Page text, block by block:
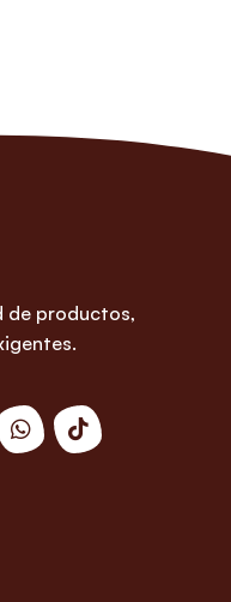
de productos,